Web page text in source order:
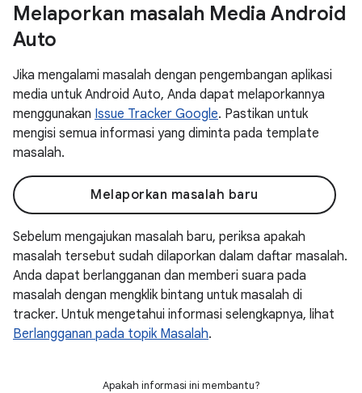
Melaporkan masalah Media Android
Auto
Jika mengalami masalah dengan pengembangan aplikasi
media untuk Android Auto, Anda dapat melaporkannya
menggunakan Issue Tracker Google. Pastikan untuk
mengisi semua informasi yang diminta pada template
masalah.
Melaporkan masalah baru
Sebelum mengajukan masalah baru, periksa apakah
masalah tersebut sudah dilaporkan dalam daftar masalah.
Anda dapat berlangganan dan memberi suara pada
masalah dengan mengklik bintang untuk masalah di
tracker. Untuk mengetahui informasi selengkapnya, lihat
Berlangganan pada topik Masalah.
Apakah informasi ini membantu?